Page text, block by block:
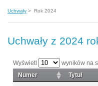
Uchwały > Rok 2024
Uchwały z 2024
Wyświetl
wyników na
Numer
Tytuł